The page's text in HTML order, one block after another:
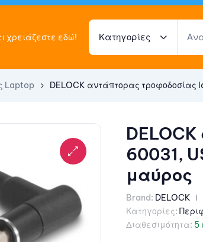
χρειάζεστε εδώ! Κατηγορίες
Laptop DELOCK αντάπτορας τροφοδοσίας
60031,
μαύρος
Brand: DELOCK
Κατηγορίες:
Διαθεσιμότητα: 5